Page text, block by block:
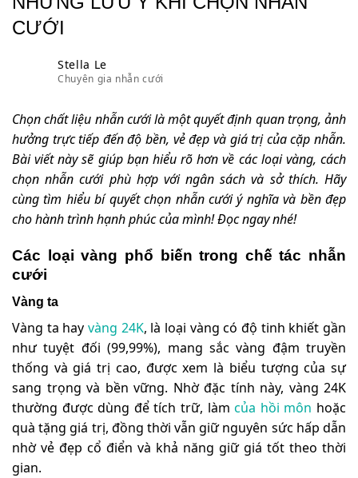
CƯỚI
Stella Le
Chuyên gia nhẫn cưới
Chọn chất liệu nhẫn cưới là một quyết định quan trọng, ảnh
hưởng trực tiếp đến độ bền, vẻ đẹp và giá trị của cặp nhẫn.
Bài viết này sẽ giúp bạn hiểu rõ hơn về các loại vàng, cách
chọn nhẫn cưới phù hợp với ngân sách và sở thích. Hãy
cùng tìm hiểu bí quyết chọn nhẫn cưới ý nghĩa và bền đẹp
cho hành trình hạnh phúc của mình! Đọc ngay nhé!
Các loại vàng phổ biến trong chế tác nhẫn
cưới
Vàng ta
Vàng ta hay vàng 24K, là loại vàng có độ tinh khiết gần
như tuyệt đối (99,99%), mang sắc vàng đậm truyền
thống và giá trị cao, được xem là biểu tượng của sự
sang trọng và bền vững. Nhờ đặc tính này, vàng 24K
thường được dùng để tích trữ, làmcủa hồi môn hoặc
quà tặng giá trị, đồng thời vẫn giữ nguyên sức hấp dẫn
nhờ vẻ đẹp cổ điển và khả năng giữ giá tốt theo thời
gian.